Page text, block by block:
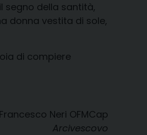
segno della santità,
donna vestita di sole,
di compiere
Neri OFMCap
Arcivescovo